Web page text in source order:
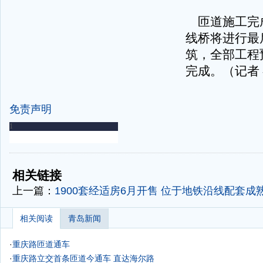
匝道施工完
线桥将进行
筑，全部工
完成。（记者
免责声明
-
相关链接
上一篇： 1900套经适房6月开售 位于地铁沿线配套成
相关阅读 青岛新闻
·重庆路匝道通车
·重庆路立交首条匝道今通车 直达海尔路